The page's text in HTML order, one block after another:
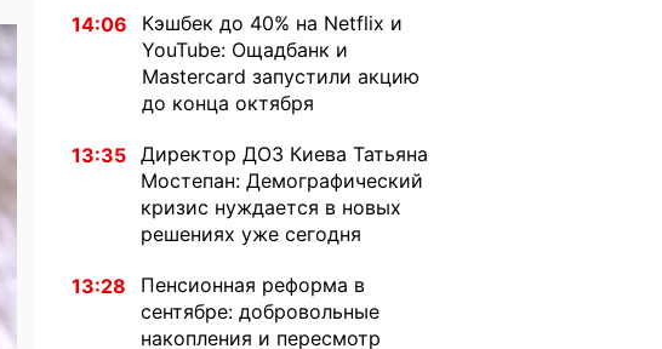
14:06
Кэшбек до 40% на Netflix и
YouTube: Ощадбанк и
Mastercard запустили акцию
до конца октября
13:35 Директор ДОЗ Киева Татьяна
Мостепан: Демографический
кризис нуждается в новых
решениях уже сегодня
13:28
Пенсионная реформа в
сентябре: добровольные
накопления и пересмотр